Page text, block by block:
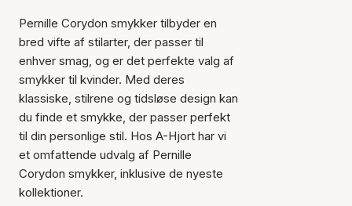
Pernille Corydon smykker tilbyder en
bred vifte af stilarter, der passer til
enhver smag, og er det perfekte valg af
smykker til kvinder. Med deres
klassiske, stilrene og tidsløse design kan
du finde et smykke, der passer perfekt
til din personlige stil. Hos A-Hjort har vi
et omfattende udvalg af Pernille
Corydon smykker, inklusive de nyeste
kollektioner.